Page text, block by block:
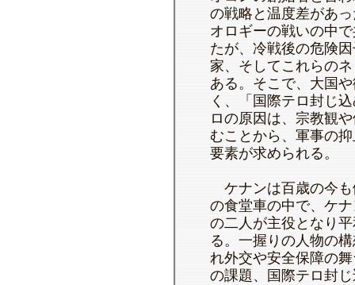
の戦略と温度差があ
オロギーの戦いの中
たが、冷戦後の危険
家、そしてこれらの
ある。そこで、大国
く、「国際テロ封じ
ロの原因は、宗教観
むことから、軍事の
要素が求められる。
ケナンは百歳の今も
の食堂車の中で、ケ
の二人が主役となり
る。一握りの人物の
れ外交や安全保障の
の課題、国際テロ封